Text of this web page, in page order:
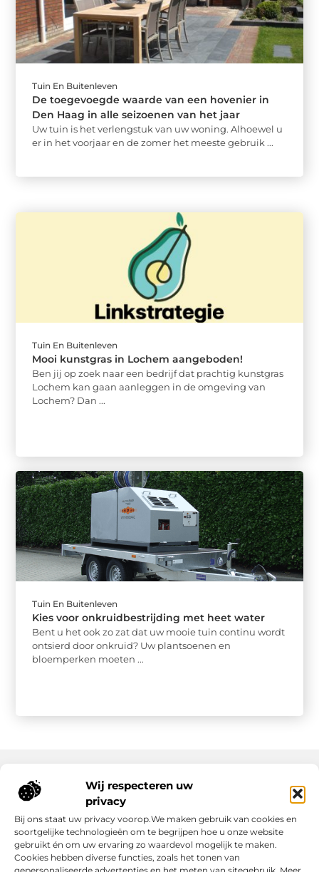
Wij respecteren uw
privacy
Bij ons staat uw privacy voorop.We maken gebruik van cookies en
soortgelijke technologieën om te begrijpen hoe u onze website
gebruikt én om uw ervaring zo waardevol mogelijk te maken.
Cookies hebben diverse functies, zoals het tonen van
Tuin En Buitenleven
De toegevoegde waarde van een hovenier in
Den Haag in alle seizoenen van het jaar
Uw tuin is het verlengstuk van uw woning. Alhoewel u
er in het voorjaar en de zomer het meeste gebruik ...
Tuin En Buitenleven
Mooi kunstgras in Lochem aangeboden!
Ben jij op zoek naar een bedrijf dat prachtig kunstgras
Lochem kan gaan aanleggen in de omgeving van
Lochem? Dan ...
Tuin En Buitenleven
Kies voor onkruidbestrijding met heet water
Bent u het ook zo zat dat uw mooie tuin continu wordt
ontsierd door onkruid? Uw plantsoenen en
bloemperken moeten ...
Onze informatie